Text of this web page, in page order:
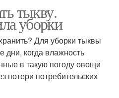
тыкву.
уборки
Для уборки тыквы
дни, когда влажность
в такую погоду овощи
потери потребительских